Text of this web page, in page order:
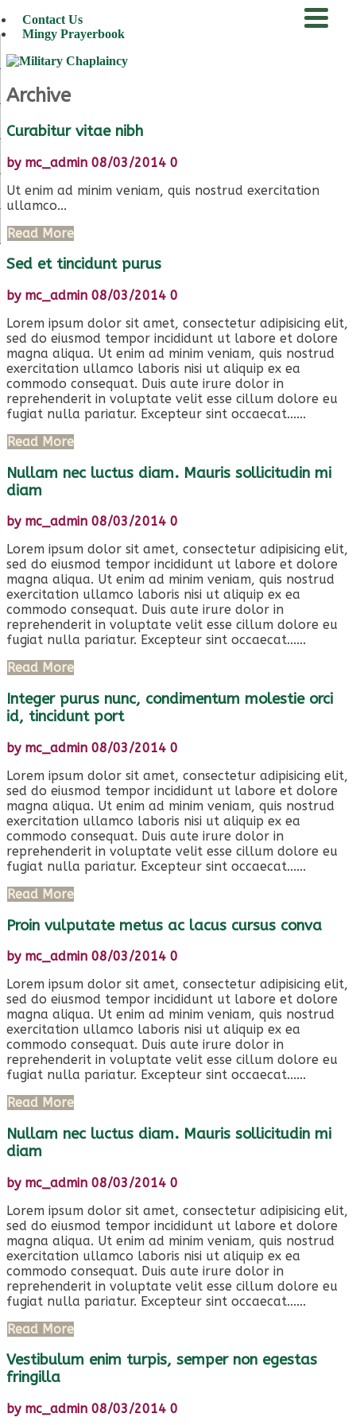
Contact Us
Mingy Prayerbook
Archive
Curabitur vitae nibh
by mc_admin 08/03/2014 0
Ut enim ad minim veniam, quis nostrud exercitation
ullamco...
Read More
Sed et tincidunt purus
by mc_admin 08/03/2014 0
Lorem ipsum dolor sit amet, consectetur adipisicing elit,
sed do eiusmod tempor incididunt ut labore et dolore
magna aliqua. Ut enim ad minim veniam, quis nostrud
exercitation ullamco laboris nisi ut aliquip ex ea
commodo consequat. Duis aute irure dolor in
reprehenderit in voluptate velit esse cillum dolore eu
fugiat nulla pariatur. Excepteur sint occaecat......
Read More
Nullam nec luctus diam. Mauris sollicitudin mi
diam
by mc_admin 08/03/2014 0
Lorem ipsum dolor sit amet, consectetur adipisicing elit,
sed do eiusmod tempor incididunt ut labore et dolore
magna aliqua. Ut enim ad minim veniam, quis nostrud
exercitation ullamco laboris nisi ut aliquip ex ea
commodo consequat. Duis aute irure dolor in
reprehenderit in voluptate velit esse cillum dolore eu
fugiat nulla pariatur. Excepteur sint occaecat......
Read More
Integer purus nunc, condimentum molestie orci
id, tincidunt port
by mc_admin 08/03/2014 0
Lorem ipsum dolor sit amet, consectetur adipisicing elit,
sed do eiusmod tempor incididunt ut labore et dolore
magna aliqua. Ut enim ad minim veniam, quis nostrud
exercitation ullamco laboris nisi ut aliquip ex ea
commodo consequat. Duis aute irure dolor in
reprehenderit in voluptate velit esse cillum dolore eu
fugiat nulla pariatur. Excepteur sint occaecat......
Read More
Proin vulputate metus ac lacus cursus conva
by mc_admin 08/03/2014 0
Lorem ipsum dolor sit amet, consectetur adipisicing elit,
sed do eiusmod tempor incididunt ut labore et dolore
magna aliqua. Ut enim ad minim veniam, quis nostrud
exercitation ullamco laboris nisi ut aliquip ex ea
commodo consequat. Duis aute irure dolor in
reprehenderit in voluptate velit esse cillum dolore eu
fugiat nulla pariatur. Excepteur sint occaecat......
Read More
Nullam nec luctus diam. Mauris sollicitudin mi
diam
by mc_admin 08/03/2014 0
Lorem ipsum dolor sit amet, consectetur adipisicing elit,
sed do eiusmod tempor incididunt ut labore et dolore
magna aliqua. Ut enim ad minim veniam, quis nostrud
exercitation ullamco laboris nisi ut aliquip ex ea
commodo consequat. Duis aute irure dolor in
reprehenderit in voluptate velit esse cillum dolore eu
fugiat nulla pariatur. Excepteur sint occaecat......
Read More
Vestibulum enim turpis, semper non egestas
fringilla
by mc_admin 08/03/2014 0